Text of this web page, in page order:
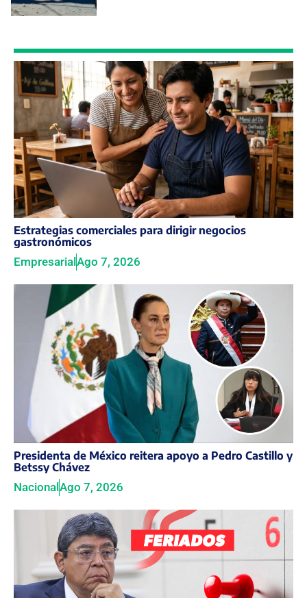
Estrategias comerciales para dirigir negocios
gastronómicos
Empresarial Ago 7, 2026
Presidenta de México reitera apoyo a Pedro Castillo y
Betssy Chávez
Nacional Ago 7, 2026